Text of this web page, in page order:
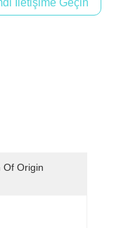
Iletişime Geçin
Of Origin